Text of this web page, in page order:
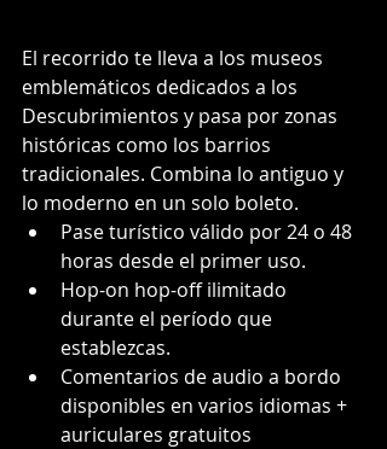
El recorrido te lleva a los museos
emblemáticos dedicados a los
Descubrimientos y pasa por zonas
históricas como los barrios
tradicionales. Combina lo antiguo y
lo moderno en un solo boleto.
Pase turístico válido por 24 o 48
horas desde el primer uso.
Hop-on hop-off ilimitado
durante el período que
establezcas.
Comentarios de audio a bordo
disponibles en varios idiomas +
auriculares gratuitos